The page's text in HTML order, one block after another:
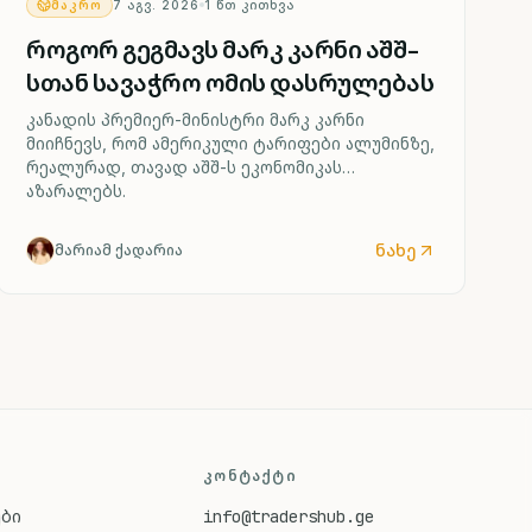
ᲛᲐᲙᲠᲝ 7 ᲐᲒᲕ. 2026 1 ᲬᲗ ᲙᲘᲗᲮᲕᲐ
როგორ გეგმავს მარკ კარნი აშშ-
სთან სავაჭრო ომის დასრულებას
კანადის პრემიერ-მინისტრი მარკ კარნი
მიიჩნევს, რომ ამერიკული ტარიფები ალუმინზე,
რეალურად, თავად აშშ-ს ეკონომიკას
აზარალებს.
მარიამ ქადარია ნახე
ᲙᲝᲜᲢᲐᲥᲢᲘ
info@tradershub.ge